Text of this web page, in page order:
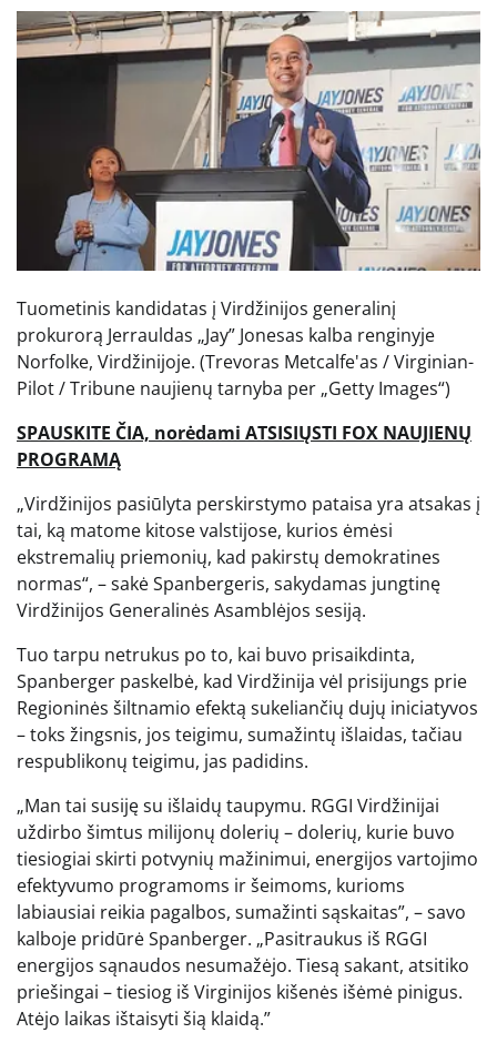
Tuometinis kandidatas į Virdžinijos generalinį
prokurorą Jerrauldas „Jay” Jonesas kalba renginyje
Norfolke, Virdžinijoje. (Trevoras Metcalfe'as / Virginian-
Pilot / Tribune naujienų tarnyba per „Getty Images“)
SPAUSKITE ČIA, norėdami ATSISIŲSTI FOX NAUJIENŲ
PROGRAMĄ
„Virdžinijos pasiūlyta perskirstymo pataisa yra atsakas į
tai, ką matome kitose valstijose, kurios ėmėsi
ekstremalių priemonių, kad pakirstų demokratines
normas“, – sakė Spanbergeris, sakydamas jungtinę
Virdžinijos Generalinės Asamblėjos sesiją.
Tuo tarpu netrukus po to, kai buvo prisaikdinta,
Spanberger paskelbė, kad Virdžinija vėl prisijungs prie
Regioninės šiltnamio efektą sukeliančių dujų iniciatyvos
– toks žingsnis, jos teigimu, sumažintų išlaidas, tačiau
respublikonų teigimu, jas padidins.
„Man tai susiję su išlaidų taupymu. RGGI Virdžinijai
uždirbo šimtus milijonų dolerių – dolerių, kurie buvo
tiesiogiai skirti potvynių mažinimui, energijos vartojimo
efektyvumo programoms ir šeimoms, kurioms
labiausiai reikia pagalbos, sumažinti sąskaitas”, – savo
kalboje pridūrė Spanberger. „Pasitraukus iš RGGI
energijos sąnaudos nesumažėjo. Tiesą sakant, atsitiko
priešingai – tiesiog iš Virginijos kišenės išėmė pinigus.
Atėjo laikas ištaisyti šią klaidą.”